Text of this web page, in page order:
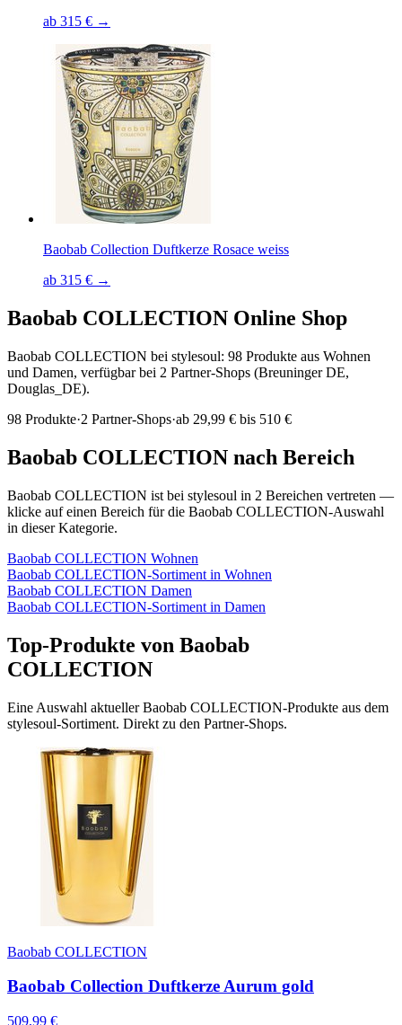
ab 315 € →
Baobab Collection Duftkerze Rosace weiss
ab 315 € →
Baobab COLLECTION Online Shop
Baobab COLLECTION bei stylesoul: 98 Produkte aus Wohnen
und Damen, verfügbar bei 2 Partner-Shops (Breuninger DE,
Douglas_DE).
98 Produkte·2 Partner-Shops·ab 29,99 € bis 510 €
Baobab COLLECTION nach Bereich
Baobab COLLECTION ist bei stylesoul in 2 Bereichen vertreten —
klicke auf einen Bereich für die Baobab COLLECTION-Auswahl
in dieser Kategorie.
Baobab COLLECTION Wohnen
Baobab COLLECTION-Sortiment in Wohnen
Baobab COLLECTION Damen
Baobab COLLECTION-Sortiment in Damen
Top-Produkte von Baobab
COLLECTION
Eine Auswahl aktuellerBaobab COLLECTION-Produkte aus dem
stylesoul-Sortiment. Direkt zu den Partner-Shops.
Baobab COLLECTION
Baobab Collection Duftkerze Aurum gold
509,99 €